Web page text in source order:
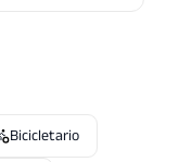
Bicicletario